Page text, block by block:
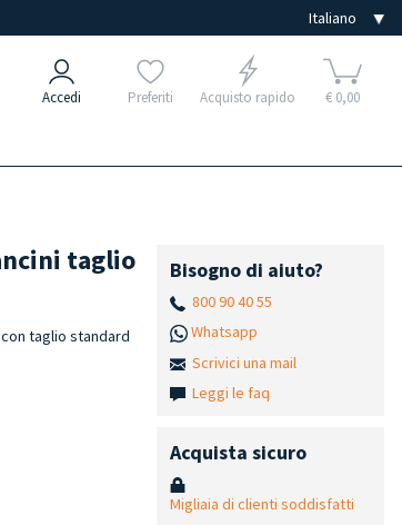
Accedi Preferiti Acquisto rapido € 0,00
taglio
taglio standard
Bisogno di aiuto?
800 90 40 55
Whatsapp
Scrivici una mail
Leggi le faq
Acquista sicuro
Migliaia di clienti soddisfatti